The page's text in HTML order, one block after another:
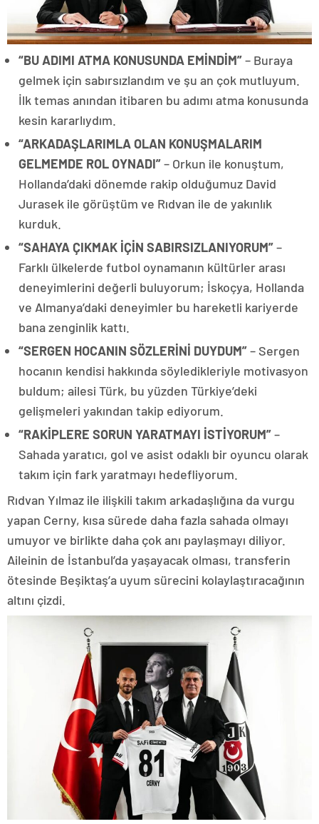
“BU ADIMI ATMA KONUSUNDA EMİNDİM”– Buraya
gelmek için sabırsızlandım ve şu an çok mutluyum.
İlk temas anından itibaren bu adımı atma konusunda
kesin kararlıydım.
“ARKADAŞLARIMLA OLAN KONUŞMALARIM
GELMEMDE ROL OYNADI”– Orkun ile konuştum,
Hollanda’daki dönemde rakip olduğumuz David
Jurasek ile görüştüm ve Rıdvan ile de yakınlık
kurduk.
“SAHAYA ÇIKMAK İÇİN SABIRSIZLANIYORUM”–
Farklı ülkelerde futbol oynamanın kültürler arası
deneyimlerini değerli buluyorum; İskoçya, Hollanda
ve Almanya’daki deneyimler bu hareketli kariyerde
bana zenginlik kattı.
“SERGEN HOCANIN SÖZLERİNİ DUYDUM”– Sergen
hocanın kendisi hakkında söyledikleriyle motivasyon
buldum; ailesi Türk, bu yüzden Türkiye’deki
gelişmeleri yakından takip ediyorum.
“RAKİPLERE SORUN YARATMAYI İSTİYORUM”–
Sahada yaratıcı, gol ve asist odaklı bir oyuncu olarak
takım için fark yaratmayı hedefliyorum.
Rıdvan Yılmaz ile ilişkili takım arkadaşlığına da vurgu
yapan Cerny, kısa sürede daha fazla sahada olmayı
umuyor ve birlikte daha çok anı paylaşmayı diliyor.
Aileinin de İstanbul’da yaşayacak olması, transferin
ötesinde Beşiktaş’a uyum sürecini kolaylaştıracağının
altını çizdi.